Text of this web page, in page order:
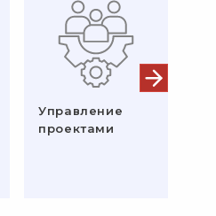
Управление
проектами